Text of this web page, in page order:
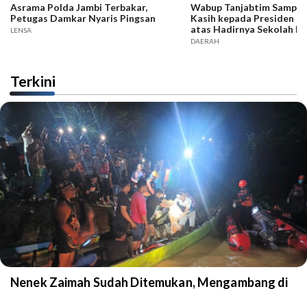
Asrama Polda Jambi Terbakar,
Petugas Damkar Nyaris Pingsan
LENSA
Wabup Tanjabtim
Kasih kepada Presiden
atas Hadirnya Sekolah
DAERAH
Terkini
Nenek Zaimah Sudah Ditemukan, Mengambang di